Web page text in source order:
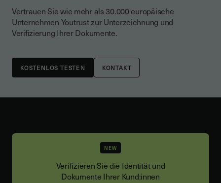
Vertrauen Sie wie mehr als 30.000 europäische
Unternehmen Youtrust zur Unterzeichnung und
Verifizierung Ihrer Dokumente.
KONTAKT
NEW
Verifizieren Sie die Identität und
Dokumente Ihrer Kund:innen